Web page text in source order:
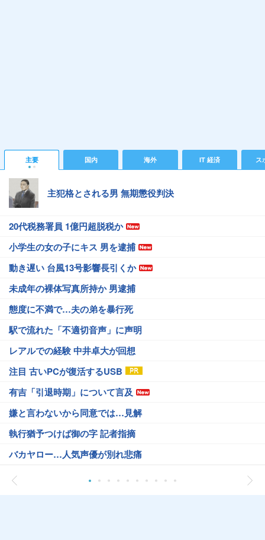
主要 国内 海外 IT 経済 ス
主犯格とされる男 無期懲役判決
20代税務署員 1億円超脱税か
小学生の女の子にキス 男を逮捕
動き遅い 台風13号影響長引くか
未成年の裸体写真所持か 男逮捕
態度に不満で…夫の弟を暴行死
駅で流れた「不適切音声」に声明
レアルでの経験 中井卓大が回想
注目 古いPCが復活するUSB
有吉「引退時期」について言及
嫌と言わないから同意では…見解
執行猶予つけば御の字 記者指摘
バカヤロー…人気声優が別れ悲痛